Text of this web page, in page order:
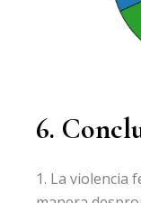
6.
La violencia